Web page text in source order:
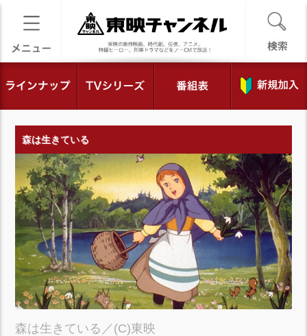
森は生きている
森は生きている／(C)東映